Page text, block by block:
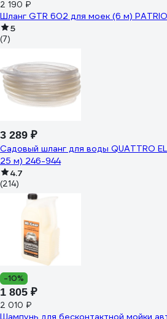
2 190 ₽
Шланг GTR 602 для моек (6 м)
5
(7)
3 289 ₽
Садовый шланг для воды QUATTRO
25 м) 246-944
4.7
(214)
-10%
1 805 ₽
2 010 ₽
Шампунь для бесконтактной мойки